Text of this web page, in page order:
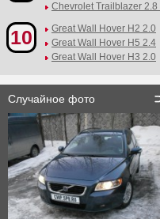
Chevrolet Trailblazer 2.8
10
Great Wall Hover H2 2.0
Great Wall Hover H5 2.4
Great Wall Hover H3 2.0
Случайное фото